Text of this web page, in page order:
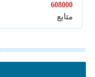
608000
متابع